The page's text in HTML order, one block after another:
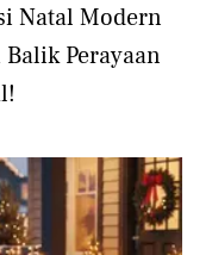
Natal Modern
Perayaan